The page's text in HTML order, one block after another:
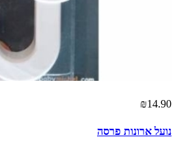
₪14.90
נועל ארונות פרסה